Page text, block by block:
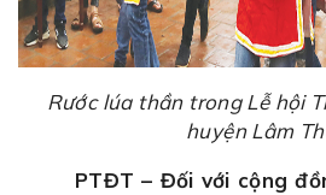
Rước lúa thần trong Lễ hội
huyện Lâm
PTĐT – Đối với cộng